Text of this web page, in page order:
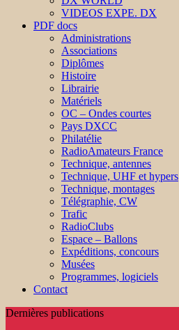
VIDEOS EXPE. DX
PDF docs
Administrations
Associations
Diplômes
Histoire
Librairie
Matériels
OC – Ondes courtes
Pays DXCC
Philatélie
RadioAmateurs France
Technique, antennes
Technique, UHF et hypers
Technique, montages
Télégraphie, CW
Trafic
RadioClubs
Espace – Ballons
Expéditions, concours
Musées
Programmes, logiciels
Contact
Dernières publications